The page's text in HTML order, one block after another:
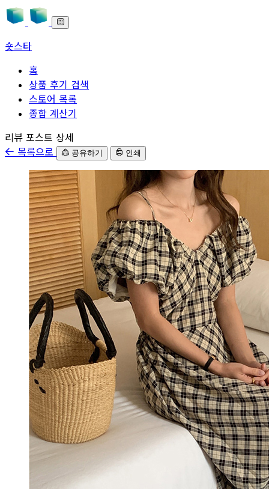
숏스타
홈
상품 후기 검색
스토어 목록
종합 계산기
본문으로 바로가기
리뷰 포스트 상세
목록으로
공유하기 인쇄